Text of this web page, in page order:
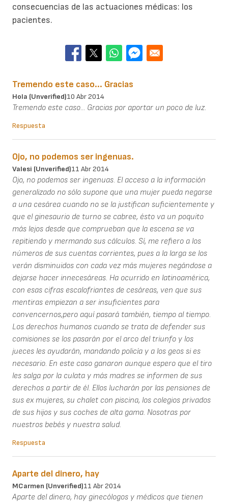
consecuencias de las actuaciones médicas: los
pacientes.
Tremendo este caso... Gracias
Hola (unverified)10 Abr 2014
Tremendo este caso... Gracias por aportar un poco de luz.
Respuesta
Ojo, no podemos ser ingenuas.
Valesi (unverified)11 Abr 2014
Ojo, no podemos ser ingenuas. El acceso a la información
generalizado no sólo supone que una mujer pueda negarse
a una cesárea cuando no se la justifican suficientemente y
que el ginesaurio de turno se cabree, ésto va un poquito
más lejos desde que comprueban que la escena se va
repitiendo y mermando sus cálculos. Sí, me refiero a los
números de sus cuentas corrientes, pues a la larga se los
verán disminuidos con cada vez más mujeres negándose a
dejarse hacer innecesáreas. Ha ocurrido en latinoamérica,
con esas cifras escalofriantes de cesáreas, ven que sus
mentiras empiezan a ser insuficientes para
convencernos,pero aquí pasará también, tiempo al tiempo.
Los derechos humanos cuando se trata de defender sus
comisiones se los pasarán por el arco del triunfo y los
jueces les ayudarán, mandando policía y a los geos si es
necesario. En este caso ganaron aunque espero que el tiro
les salga por la culata y más madres se informen de sus
derechos a partir de él. Ellos lucharán por las pensiones de
sus ex mujeres, su chalet con piscina, los colegios privados
de sus hijos y sus coches de alta gama. Nosotras por
nuestros bebés y nuestra salud.
Respuesta
Aparte del dinero, hay
MCarmen (unverified)11 Abr 2014
Aparte del dinero, hay ginecólogos y médicos que tienen